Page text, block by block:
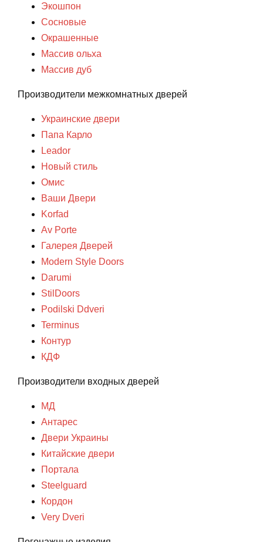
Экошпон
Сосновые
Окрашенные
Массив ольха
Массив дуб
Производители межкомнатных дверей
Украинские двери
Папа Карло
Leador
Новый стиль
Омис
Ваши Двери
Korfad
Av Porte
Галерея Дверей
Modern Style Doors
Darumi
StilDoors
Podilski Ddveri
Terminus
Контур
КДФ
Производители входных дверей
МД
Антарес
Двери Украины
Китайские двери
Портала
Steelguard
Кордон
Very Dveri